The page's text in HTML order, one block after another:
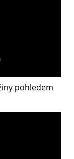
pohledem